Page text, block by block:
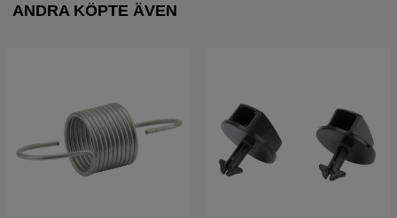
ANDRA KÖPTE ÄVEN